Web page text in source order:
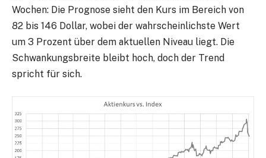
Wochen: Die Prognose sieht den Kurs im Bereich von
82 bis 146 Dollar, wobei der wahrscheinlichste Wert
um 3 Prozent über dem aktuellen Niveau liegt. Die
Schwankungsbreite bleibt hoch, doch der Trend
spricht für sich.